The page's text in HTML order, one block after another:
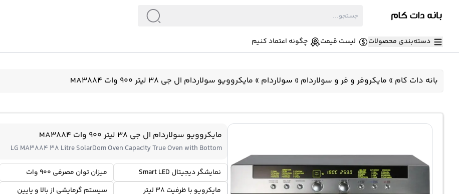
دسته‌بندی محصولات لیست قیمت چگونه اعتماد کنیم
بانه دات کام » مایکروفر و فر و سولاردام » سولاردام » مایکروویو سولاردام ال جی 38 لیتر 900 وات MA3884
مایکروویو سولاردام ال جی 38 لیتر 900 وات MA3884
LG MA3884 38 Litre SolarDom Oven Capacity True Oven with Bottom
نمایشگر دیجیتال Smart LED
میزان توان مصرفی 900 وات
مایکرویو با ظرفیت 38 لیتر
سیستم گرمایشی از بالا و پایین